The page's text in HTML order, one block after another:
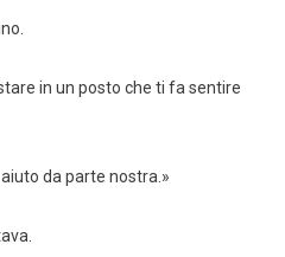
in un posto che ti fa sentire
da parte nostra.»